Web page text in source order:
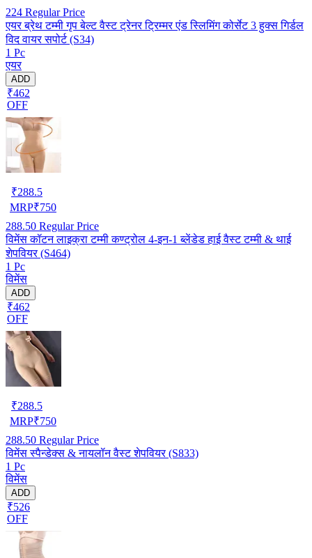
224 Regular Price
एयर ब्रेथ टम्मी गृप बेल्ट वैस्ट ट्रेनर ट्रिम्मर एंड स्लिमिंग कोर्सेट 3 हुक्स गिर्डल
विद वायर सपोर्ट (S34)
1 Pc
एयर
ADD
₹462
OFF
₹288.5
MRP₹750
288.50 Regular Price
विमेंस कॉटन लाइक्रा टम्मी कण्ट्रोल 4-इन-1 ब्लेंडेड हाई वैस्ट टम्मी & थाई
शेपवियर (S464)
1 Pc
विमेंस
ADD
₹462
OFF
₹288.5
MRP₹750
288.50 Regular Price
विमेंस स्पैन्डेक्स & नायलॉन वैस्ट शेपवियर (S833)
1 Pc
विमेंस
ADD
₹526
OFF